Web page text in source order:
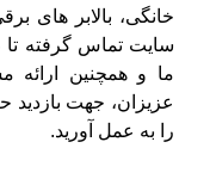
خانگی، بالابر های
سایت تماس گرفته
ما و همچنین ارائه
عزیزان، جهت بازدید
را به عمل آورید.